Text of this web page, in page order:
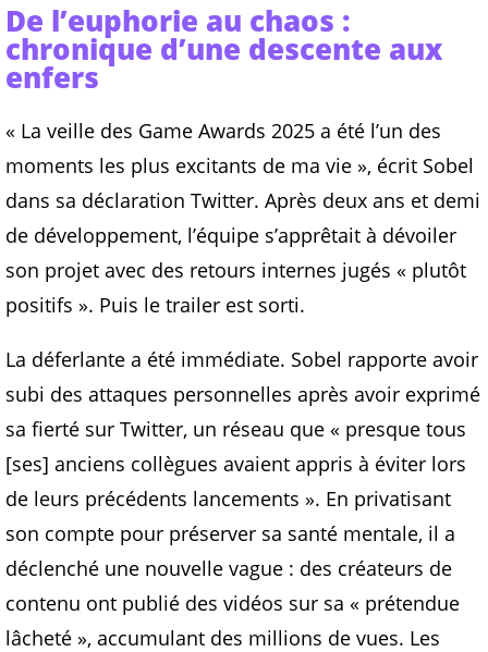
De l’euphorie au chaos :
chronique d’une descente aux
enfers
« La veille des Game Awards 2025 a été l’un des
moments les plus excitants de ma vie », écrit Sobel
dans sa déclaration Twitter. Après deux ans et demi
de développement, l’équipe s’apprêtait à dévoiler
son projet avec des retours internes jugés « plutôt
positifs ». Puis le trailer est sorti.
La déferlante a été immédiate. Sobel rapporte avoir
subi des attaques personnelles après avoir exprimé
sa fierté sur Twitter, un réseau que « presque tous
[ses] anciens collègues avaient appris à éviter lors
de leurs précédents lancements ». En privatisant
son compte pour préserver sa santé mentale, il a
déclenché une nouvelle vague : des créateurs de
contenu ont publié des vidéos sur sa « prétendue
lâcheté », accumulant des millions de vues. Les